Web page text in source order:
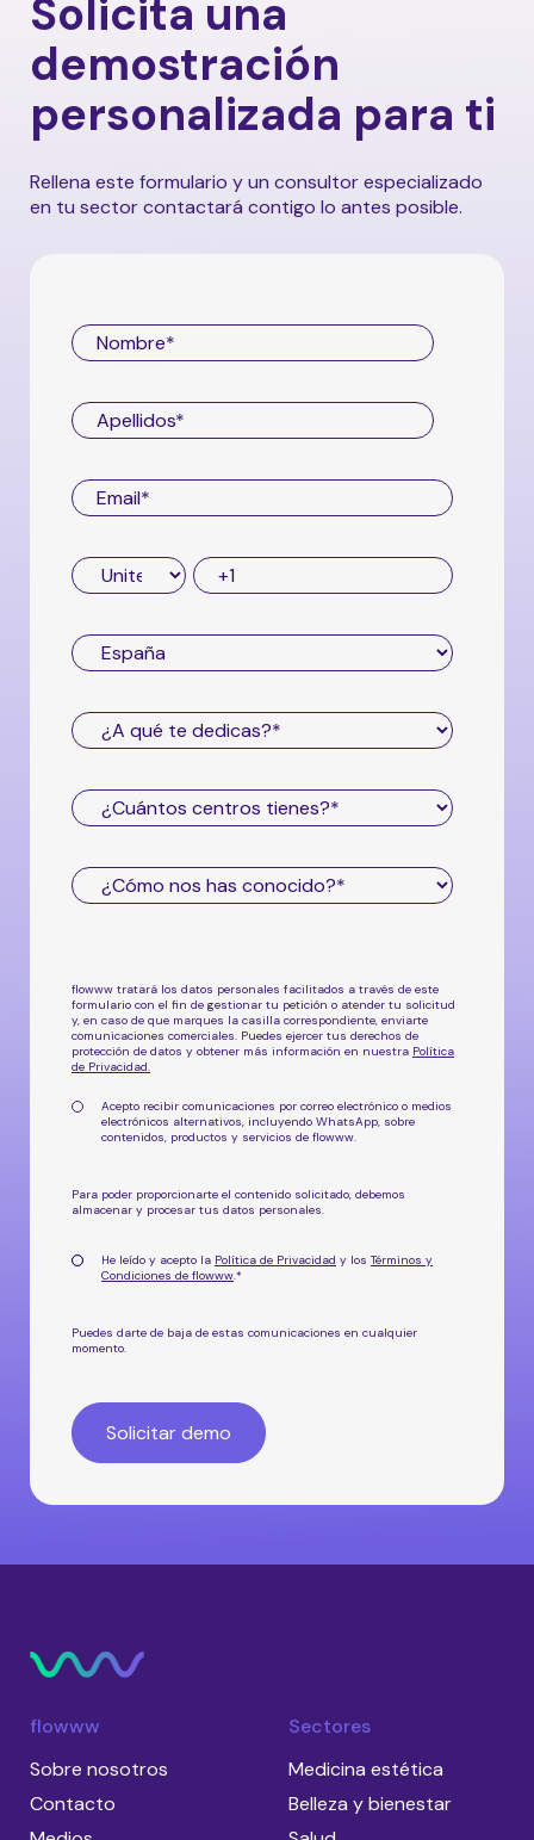
con flowww. Este enfoque ampliado te
ofrecerá una mayor flexibilidad y
funcionalidad al conectar y sincronizar
diversas soluciones para optimizar tu
experiencia y potenciar la eficiencia en tus
operaciones. Si quieres saber más, contacta
Solicita una
demostración
personalizada para ti
Rellena este formulario y un consultor especializado
en tu sector contactará contigo lo antes posible.
flowww tratará los datos personales facilitados a través de este
formulario con el fin de gestionar tu petición o atender tu solicitud
y, en caso de que marques la casilla correspondiente, enviarte
comunicaciones comerciales. Puedes ejercer tus derechos de
protección de datos y obtener más información en nuestra Política
de Privacidad.
Acepto recibir comunicaciones por correo electrónico o medios
electrónicos alternativos, incluyendo WhatsApp, sobre
contenidos, productos y servicios de flowww.
Para poder proporcionarte el contenido solicitado, debemos
almacenar y procesar tus datos personales.
He leído y acepto la Política de Privacidad y los Términos y
Condiciones de flowww.*
Puedes darte de baja de estas comunicaciones en cualquier
momento.
flowww
Sobre nosotros
Contacto
Sectores
Medicina estética
Belleza y bienestar